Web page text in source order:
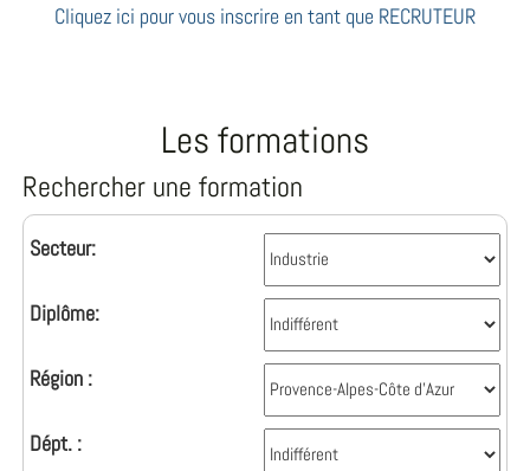
Cliquez ici pour vous inscrire en tant que RECRUTEUR
Les formations
Rechercher une formation
Secteur:
Diplôme:
Région :
Dépt. :